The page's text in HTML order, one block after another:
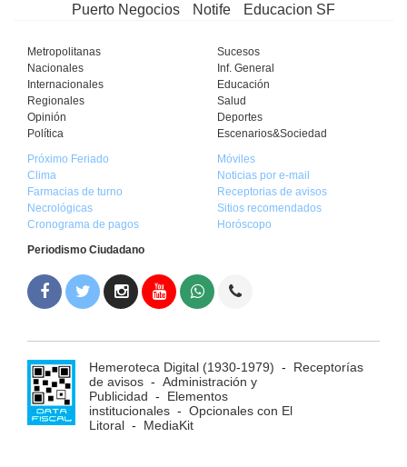
Puerto Negocios
Notife Educacion SF
Metropolitanas
Nacionales
Internacionales
Regionales
Opinión
Política
Sucesos
Inf. General
Educación
Salud
Deportes
Escenarios&Sociedad
Próximo Feriado
Clima
Farmacias de turno
Necrológicas
Cronograma de pagos
Móviles
Noticias por e-mail
Receptorias de avisos
Sitios recomendados
Horóscopo
Periodismo Ciudadano
Hemeroteca Digital (1930-1979) - Receptorías
de avisos - Administración y
Publicidad - Elementos
institucionales - Opcionales con El
Litoral - MediaKit